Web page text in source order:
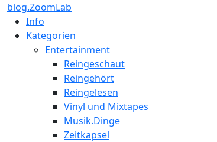
blog.ZoomLab
Info
Kategorien
Entertainment
Reingeschaut
Reingehört
Reingelesen
Vinyl und Mixtapes
Musik.Dinge
Zeitkapsel